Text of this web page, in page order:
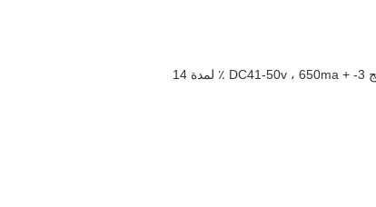
3. 28w سائق تيار مستمر ، الجهد الإدخال هو AC100-220V ، الجهد الناتج هو DC21-25v ، 1.28A لمدة 7 سلسلة 4 موازية ، الجهد الناتج DC41-50v ، 650ma + -3 ٪ لمدة 14